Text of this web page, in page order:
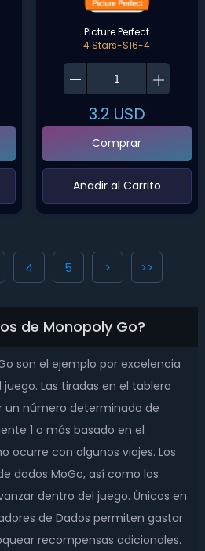
Picture Perfect
4 Stars-S16-4
3.2 USD
Comprar
‌Añadir al Carrito‌
4 5 > >>
de Monopoly Go?
son el ejemplo por excelencia
Las tiradas en el tablero
un número determinado de
1 o más basado en el
ocurre con algunos viajes. Los
dados MoGo, así como los
dentro del juego. Únicos en
de Dados permiten gastar
recompensas adicionales.